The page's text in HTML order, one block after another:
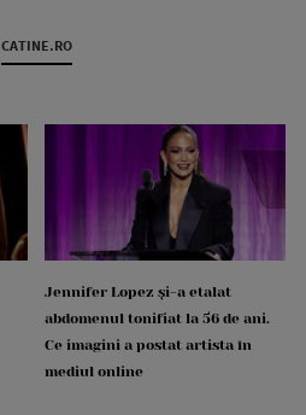
CATINE.RO
Jennifer Lopez și-a etalat
abdomenul tonifiat la 56 de ani.
Ce imagini a postat artista în
mediul online